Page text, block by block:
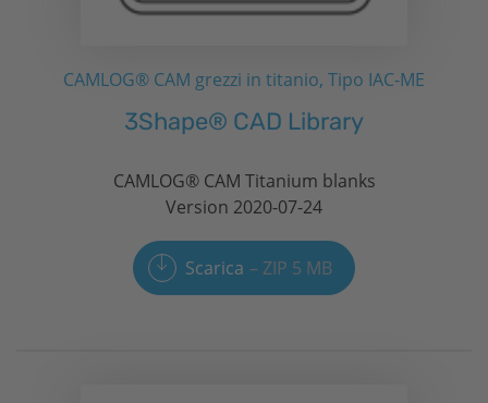
CAMLOG® CAM grezzi in titanio, Tipo IAC-ME
3Shape® CAD Library
CAMLOG® CAM Titanium blanks
Version 2020-07-24
Scarica ZIP 5 MB